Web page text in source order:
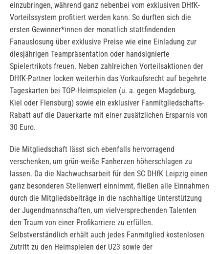
einzubringen, während ganz nebenbei vom exklusiven DHfK-
Vorteilssystem profitiert werden kann. So durften sich die
ersten Gewinner*innen der monatlich stattfindenden
Fanauslosung über exklusive Preise wie eine Einladung zur
diesjährigen Teampräsentation oder handsignierte
Spielertrikots freuen. Neben zahlreichen Vorteilsaktionen der
DHfK-Partner locken weiterhin das Vorkaufsrecht auf begehrte
Tageskarten bei TOP-Heimspielen (u. a. gegen Magdeburg,
Kiel oder Flensburg) sowie ein exklusiver Fanmitgliedschafts-
Rabatt auf die Dauerkarte mit einer zusätzlichen Ersparnis von
30 Euro.
Die Mitgliedschaft lässt sich ebenfalls hervorragend
verschenken, um grün-weiße Fanherzen höherschlagen zu
lassen. Da die Nachwuchsarbeit für den SC DHfK Leipzig einen
ganz besonderen Stellenwert einnimmt, fließen alle Einnahmen
durch die Mitgliedsbeiträge in die nachhaltige Unterstützung
der Jugendmannschaften, um vielversprechenden Talenten
den Traum von einer Profikarriere zu erfüllen.
Selbstverständlich erhält auch jedes Fanmitglied kostenlosen
Zutritt zu den Heimspielen der U23 sowie der